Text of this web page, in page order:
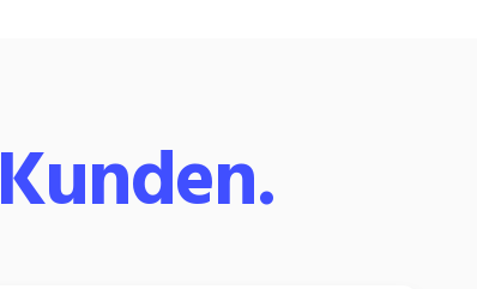
Kunden.